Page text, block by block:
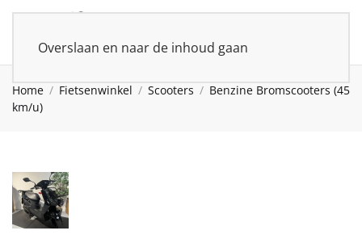
Overslaan en naar de inhoud gaan
Home Fietsenwinkel Scooters
Benzine Bromscooters (45
km/u)